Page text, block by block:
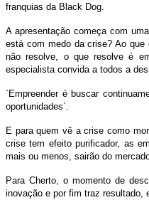
franquias da Black Dog.
A apresentação começa com
está com medo da crise? Ao
não resolve, o que resolve é
especialista convida a todos a
`Empreender é buscar
oportunidades`.
E para quem vê a crise como
crise tem efeito purificador, as
mais ou menos, sairão do
Para Cherto, o momento de
inovação e por fim traz resultado,